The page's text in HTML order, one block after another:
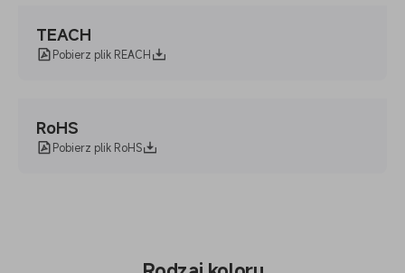
TEACH
Pobierz plik REACH
RoHS
Pobierz plik RoHS